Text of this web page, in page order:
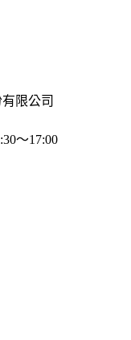
限公司
～17:00